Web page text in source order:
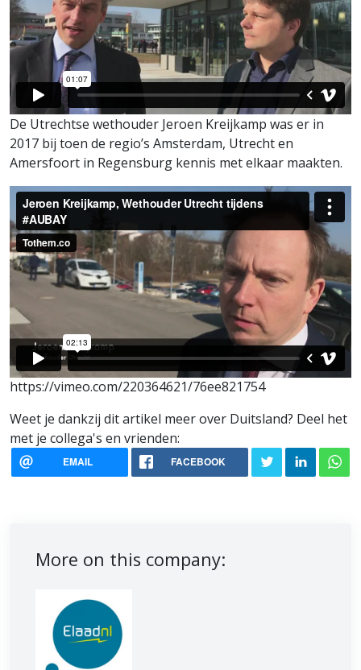
De Utrechtse wethouder Jeroen Kreijkamp was er in
2017 bij toen de regio’s Amsterdam, Utrecht en
Amersfoort in Regensburg kennis met elkaar maakten.
https://vimeo.com/220364621/76ee821754
Weet je dankzij dit artikel meer over Duitsland? Deel het
met je collega's en vrienden:
EMAIL FACEBOOK
More on this company: